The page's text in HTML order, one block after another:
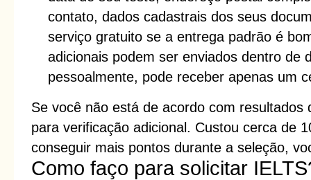
contato, dados cadastrais dos seus
serviço gratuito se a entrega padrão é
adicionais podem ser enviados dentro de
pessoalmente, pode receber apenas um
Se você não está de acordo com resultados
para verificação adicional. Custou cerca de
conseguir mais pontos durante a seleção,
Como faço para solicitar